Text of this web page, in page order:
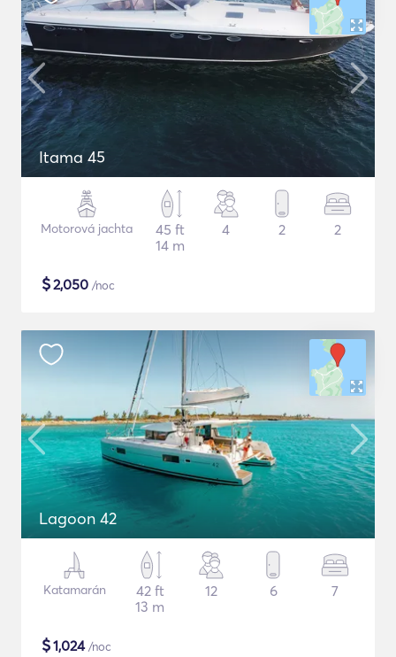
Itama 45
Motorová jachta
45 ft
14 m
4 2 2
$2,050 /noc
Lagoon 42
Katamarán
42 ft
13 m
12 6 7
$1,024/noc